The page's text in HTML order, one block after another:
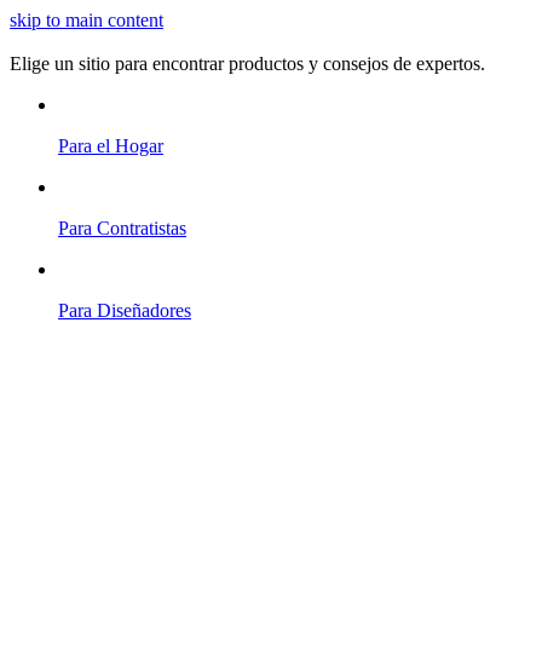
skip to main content
Elige un sitio para encontrar productos y consejos de expertos.
Para el Hogar
Para Contratistas
Para Diseñadores